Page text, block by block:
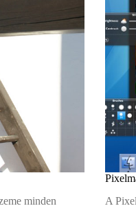
minden
A